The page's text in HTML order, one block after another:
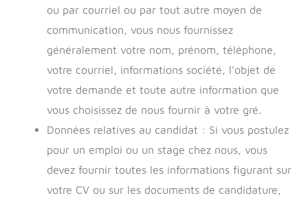
ou par courriel ou par tout autre moyen de
communication, vous nous fournissez
généralement votre nom, prénom, téléphone,
votre courriel, informations société, l’objet de
votre demande et toute autre information que
vous choisissez de nous fournir à votre gré.
Données relatives au candidat : Si vous postulez
pour un emploi ou un stage chez nous, vous
devez fournir toutes les informations figurant sur
votre CV ou sur les documents de candidature,